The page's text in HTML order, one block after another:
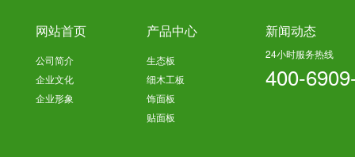
网站首页
公司简介
企业文化
企业形象
产品中心
生态板
细木工板
饰面板
贴面板
新闻动态
24小时服务热线
400-